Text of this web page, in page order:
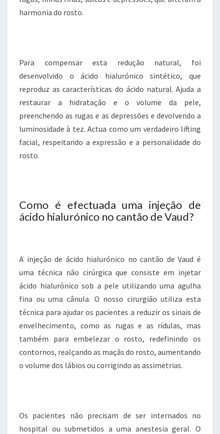
harmonia do rosto.
Para compensar esta redução natural, foi
desenvolvido o ácido hialurónico sintético, que
reproduz as características do ácido natural. Ajuda a
restaurar a hidratação e o volume da pele,
preenchendo as rugas e as depressões e devolvendo a
luminosidade à tez. Actua como um verdadeiro lifting
facial, respeitando a expressão e a personalidade do
rosto.
Como é efectuada uma injeção de
ácido hialurónico no cantão de Vaud?
A injeção de ácido hialurónico no cantão de Vaud é
uma técnica não cirúrgica que consiste em injetar
ácido hialurónico sob a pele utilizando uma agulha
fina ou uma cânula. O nosso cirurgião utiliza esta
técnica para ajudar os pacientes a reduzir os sinais de
envelhecimento, como as rugas e as rídulas, mas
também para embelezar o rosto, redefinindo os
contornos, realçando as maçãs do rosto, aumentando
o volume dos lábios ou corrigindo as assimetrias.
Os pacientes não precisam de ser internados no
hospital ou submetidos a uma anestesia geral. O